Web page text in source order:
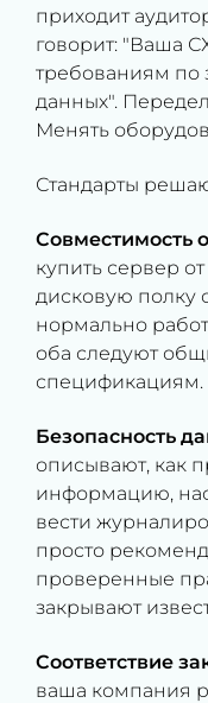
приходит
говорит: "Ваша
требованиям по
данных".
Менять
Стандарты
Совместимость
купить сервер
дисковую полку
нормально
оба следуют
спецификациям.
Безопасность
описывают, как
информацию,
вести
просто
проверенные
закрывают
Соответствие
ваша компания